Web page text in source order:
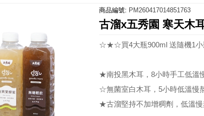
商品編號: PM260417014851763
古溜x五秀園 寒天木
☆★☆買4大瓶900ml 送隨機1
★南投黑木耳，8小時手工低溫
☆無菌室白木耳，5小時低溫慢
★古溜堅持不加增稠劑，低溫